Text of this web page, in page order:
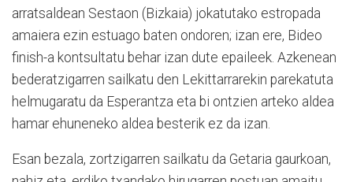
arratsaldean Sestaon (Bizkaia) jokatutako estropada
amaiera ezin estuago baten ondoren; izan ere, Bideo
finish-a kontsultatu behar izan dute epaileek. Azkenean
bederatzigarren sailkatu den Lekittarrarekin parekatuta
helmugaratu da Esperantza eta bi ontzien arteko aldea
hamar ehuneneko aldea besterik ez da izan.
Esan bezala, zortzigarren sailkatu da Getaria gaurkoan,